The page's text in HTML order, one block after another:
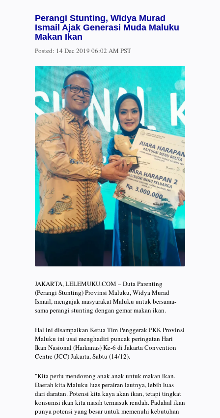
Perangi Stunting, Widya Murad
Ismail Ajak Generasi Muda Maluku
Makan Ikan
Posted: 14 Dec 2019 06:02 AM PST
JAKARTA, LELEMUKU.COM – Duta Parenting
(Perangi Stunting) Provinsi Maluku, Widya Murad
Ismail, mengajak masyarakat Maluku untuk bersama-
sama perangi stunting dengan gemar makan ikan.
Hal ini disampaikan Ketua Tim Penggerak PKK Provinsi
Maluku ini usai menghadiri puncak peringatan Hari
Ikan Nasional (Harkanas) Ke-6 di Jakarta Convention
Centre (JCC) Jakarta, Sabtu (14/12).
"Kita perlu mendorong anak-anak untuk makan ikan.
Daerah kita Maluku luas perairan lautnya, lebih luas
dari daratan. Potensi kita kaya akan ikan, tetapi tingkat
konsumsi ikan kita masih termasuk rendah. Padahal ikan
punya potensi yang besar untuk memenuhi kebutuhan